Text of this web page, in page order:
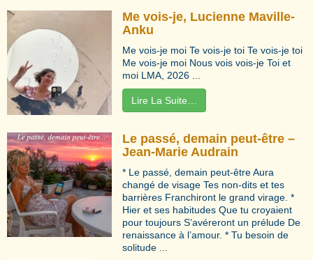
Me vois-je, Lucienne Maville-
Anku
Me vois-je moi Te vois-je toi Te vois-je toi
Me vois-je moi Nous vois vois-je Toi et
moi LMA, 2026 ...
Lire La Suite…
Le passé, demain peut-être –
Jean-Marie Audrain
* Le passé, demain peut-être Aura
changé de visage Tes non-dits et tes
barrières Franchiront le grand virage. *
Hier et ses habitudes Que tu croyaient
pour toujours S’avéreront un prélude De
renaissance à l’amour. * Tu besoin de
solitude ...